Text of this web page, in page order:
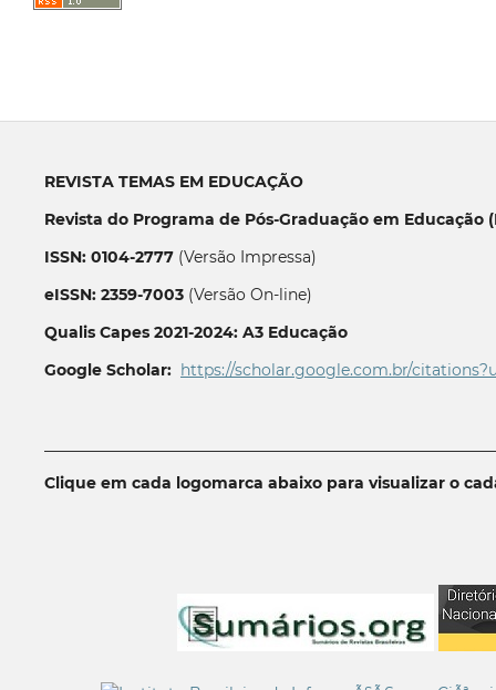
REVISTA TEMAS EM EDUCAÇÃO
Revista do Programa de Pós-Graduação em Educação
ISSN: 0104-2777(Versão Impressa)
eISSN: 2359-7003(Versão On-line)
Qualis Capes 2021-2024: A3 Educação
Google Scholar: https://scholar.google.com.br/
Clique em cada logomarca abaixo para visualizar o